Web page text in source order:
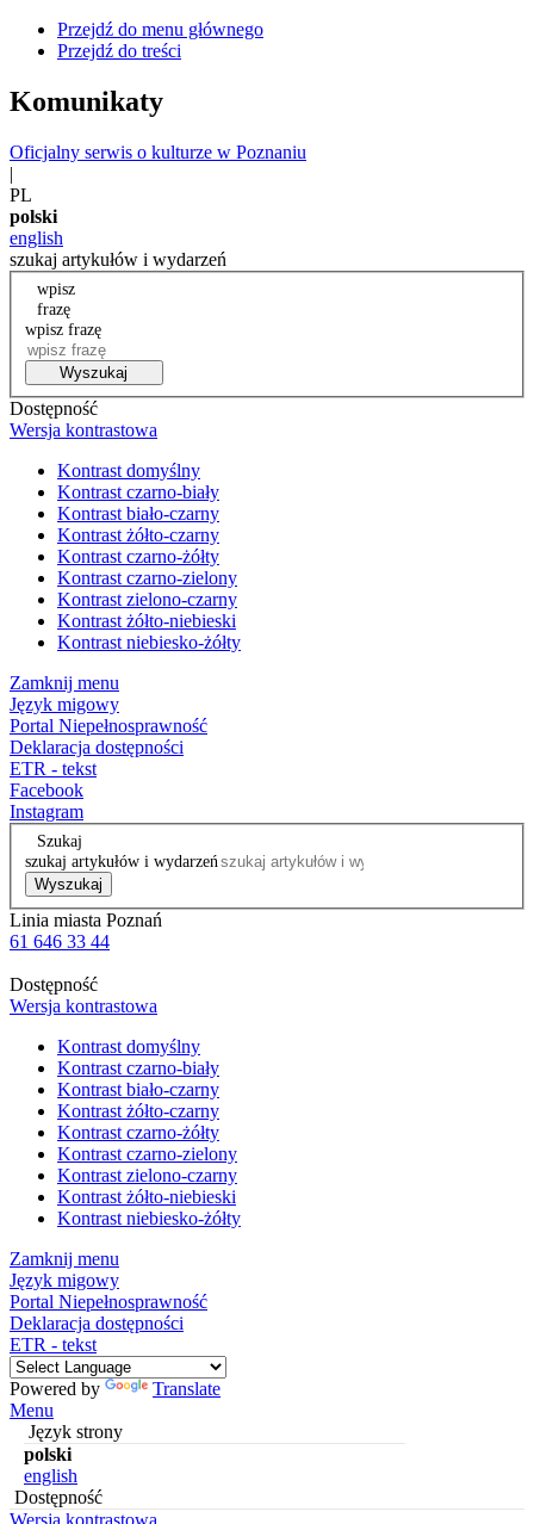
Przejdź do menu głównego
Przejdź do treści
Komunikaty
Oficjalny serwis o kulturze w Poznaniu
|
PL
polski
english
szukaj artykułów i wydarzeń
wpisz
frazę
wpisz frazę
Wyszukaj
Dostępność
Wersja kontrastowa
Kontrast domyślny
Kontrast czarno-biały
Kontrast biało-czarny
Kontrast żółto-czarny
Kontrast czarno-żółty
Kontrast czarno-zielony
Kontrast zielono-czarny
Kontrast żółto-niebieski
Kontrast niebiesko-żółty
Zamknij menu
Język migowy
Portal Niepełnosprawność
Deklaracja dostępności
ETR - tekst
Facebook
Instagram
Szukaj
szukaj artykułów i wydarzeń
Wyszukaj
Linia miasta Poznań
61 646 33 44
Dostępność
Wersja kontrastowa
Kontrast domyślny
Kontrast czarno-biały
Kontrast biało-czarny
Kontrast żółto-czarny
Kontrast czarno-żółty
Kontrast czarno-zielony
Kontrast zielono-czarny
Kontrast żółto-niebieski
Kontrast niebiesko-żółty
Zamknij menu
Język migowy
Portal Niepełnosprawność
Deklaracja dostępności
ETR - tekst
Powered by
Translate
Menu
Język strony
polski
english
Dostępność
Wersja kontrastowa